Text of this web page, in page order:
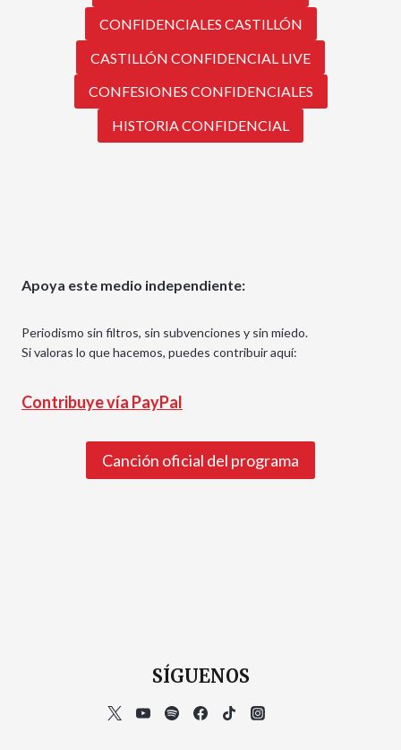
CONFIDENCIALES CASTILLÓN
CASTILLÓN CONFIDENCIAL LIVE
CONFESIONES CONFIDENCIALES
HISTORIA CONFIDENCIAL
Apoya este medio independiente:
Periodismo sin filtros, sin subvenciones y sin miedo.
Si valoras lo que hacemos, puedes contribuir aquí:
Contribuye vía PayPal
Canción oficial del programa
SÍGUENOS